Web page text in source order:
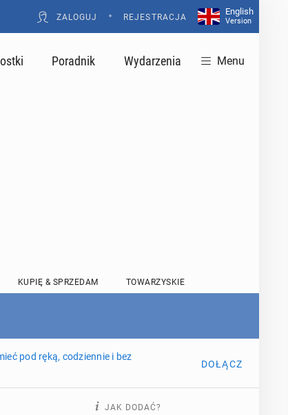
ZALOGUJ • REJESTRACJA
English
Version
Poradnik Wydarzenia Menu
KUPIĘ & SPRZEDAM TOWARZYSKIE
pod ręką, codziennie i bez
DOŁĄCZ
JAK DODAĆ?